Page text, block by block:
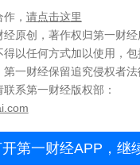
， 请点击这里
经原创，著作权归第一财
以任何方式加以使用，
一财经保留追究侵权者法
系第一财经版权部：
第一财经APP，继